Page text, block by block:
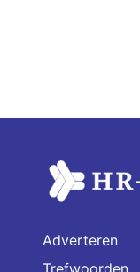
Adverteren
Trefwoorden